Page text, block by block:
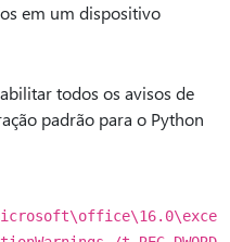
em um dispositivo
todos os avisos de
padrão para o Python